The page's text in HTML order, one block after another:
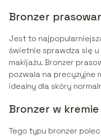
Bronzer
Jest to
świetnie sprawdza się
makijażu. Bronzer
pozwala na precyzyjne
idealny dla skóry
Bronzer w kremie
Tego typu bronzer